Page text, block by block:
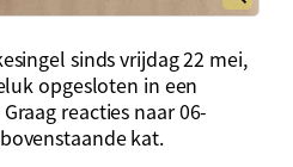
sinds vrijdag 22 mei,
opgesloten in een
reacties naar 06-
kat.